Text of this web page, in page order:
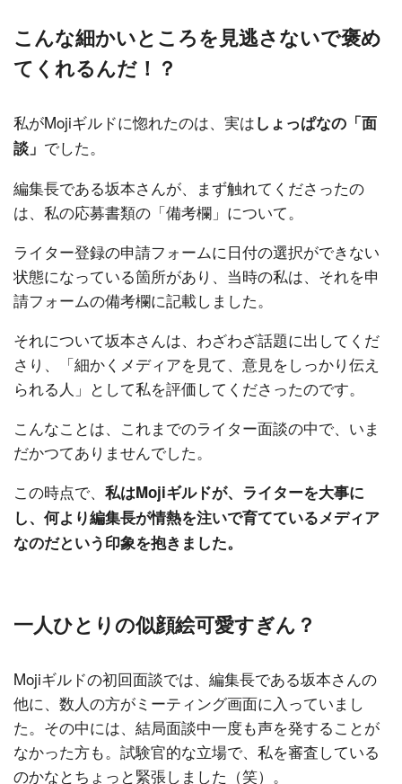
こんな細かいところを見逃さないで褒め
てくれるんだ！？
私がMojiギルドに惚れたのは、実はしょっぱなの「面
談」 でした。
編集長である坂本さんが、まず触れてくださったの
は、私の応募書類の「備考欄」について。
ライター登録の申請フォームに日付の選択ができない
状態になっている箇所があり、当時の私は、それを申
請フォームの備考欄に記載しました。
それについて坂本さんは、わざわざ話題に出してくだ
さり、「細かくメディアを見て、意見をしっかり伝え
られる人」として私を評価してくださったのです。
こんなことは、これまでのライター面談の中で、いま
だかつてありませんでした。
この時点で、 私はMojiギルドが、ライターを大事に
し、何より編集長が情熱を注いで育てているメディア
なのだという印象を抱きました。
一人ひとりの似顔絵可愛すぎん？
Mojiギルドの初回面談では、編集長である坂本さんの
他に、数人の方がミーティング画面に入っていまし
た。その中には、結局面談中一度も声を発することが
なかった方も。試験官的な立場で、私を審査している
のかなとちょっと緊張しました（笑）。